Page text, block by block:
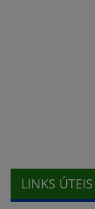
LINKS ÚTEIS